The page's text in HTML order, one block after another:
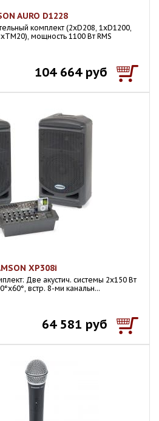
AURO D1228
комплект (2xD208, 1xD1200,
мощность 1100 Вт RMS
104 664 руб
XP308i
Две акустич. системы 2х150 Вт
встр. 8-ми канальн...
64 581 руб